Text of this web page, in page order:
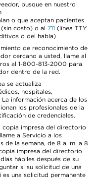
busque en nuestro
o que aceptan pacientes
costo) o al 711 (línea TTY
o del habla)
de reconocimiento de
cercano a usted, llame al
al 1-800-813-2000 para
dentro de la red.
se actualiza
hospitales,
información acerca de los
los profesionales de la
de credenciales.
copia impresa del directorio
a Servicio a los
de la semana, de 8 a. m. a 8
impresa del directorio
hábiles después de su
si su solicitud de una
una solicitud permanente